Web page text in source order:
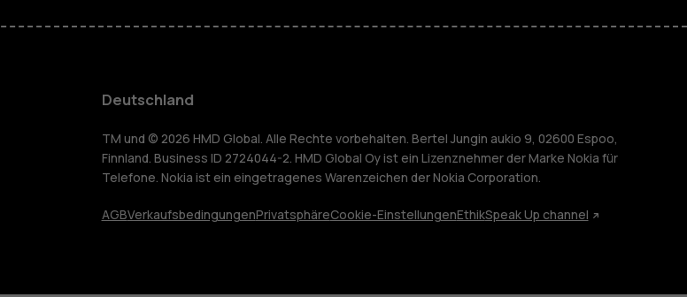
HMD Terra M
Für Unternehmen
Tablets
Shop
Deutschland
TM und © 2026 HMD Global. Alle Rechte vorbehalten. Bertel Jungin aukio 9, 02600 Espoo,
Finnland. Business ID 2724044-2. HMD Global Oy ist ein Lizenznehmer der Marke Nokia für
Telefone. Nokia ist ein eingetragenes Warenzeichen der Nokia Corporation.
AGBVerkaufsbedingungenPrivatsphäreCookie-EinstellungenEthikSpeak Up channel